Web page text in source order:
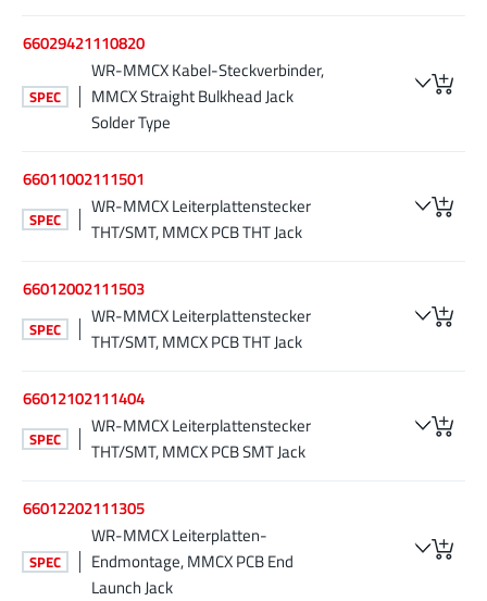
66029421110820
SPEC
WR-MMCX Kabel-Steckverbinder,
MMCX Straight Bulkhead Jack
Solder Type
66011002111501
SPEC
WR-MMCX Leiterplattenstecker
THT/SMT, MMCX PCB THT Jack
66012002111503
SPEC
WR-MMCX Leiterplattenstecker
THT/SMT, MMCX PCB THT Jack
66012102111404
SPEC
WR-MMCX Leiterplattenstecker
THT/SMT, MMCX PCB SMT Jack
66012202111305
SPEC
WR-MMCX Leiterplatten-
Endmontage, MMCX PCB End
Launch Jack